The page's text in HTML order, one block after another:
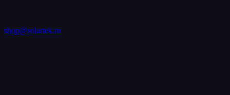
shop@solartek.ru